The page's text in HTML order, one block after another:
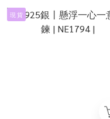
現 貨